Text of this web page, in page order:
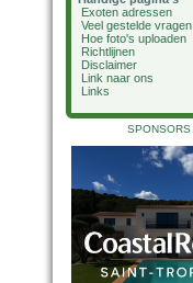
Exoten adressen
Veel gestelde vragen
Hoe foto's uploaden
Richtlijnen
Disclaimer
Link naar ons
Links
SPONSORS